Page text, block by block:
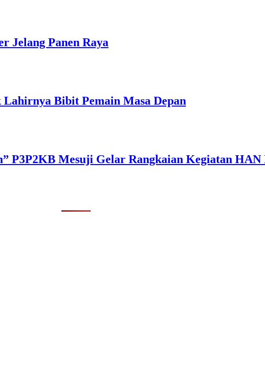
Jelang Panen Raya
Bibit Pemain Masa Depan
P3P2KB Mesuji Gelar Rangkaian Kegiatan HAN